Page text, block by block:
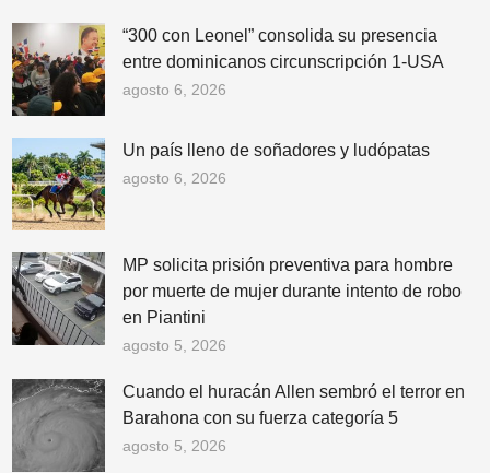
“300 con Leonel” consolida su presencia
entre dominicanos circunscripción 1-USA
agosto 6, 2026
Un país lleno de soñadores y ludópatas
agosto 6, 2026
MP solicita prisión preventiva para hombre
por muerte de mujer durante intento de robo
en Piantini
agosto 5, 2026
Cuando el huracán Allen sembró el terror en
Barahona con su fuerza categoría 5
agosto 5, 2026